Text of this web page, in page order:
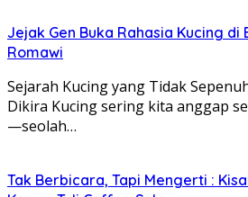
Jejak Gen Buka Rahasia Kucing di
Romawi
Sejarah Kucing yang Tidak
Dikira Kucing sering kita anggap
—seolah…
Tak Berbicara, Tapi Mengerti :